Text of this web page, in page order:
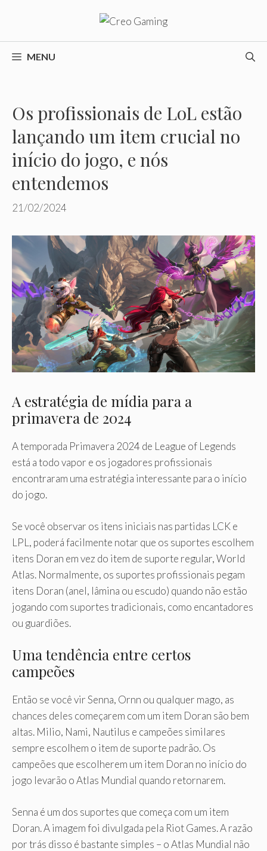
o
conteúdoMENU
Os profissionais de LoL estão
lançando um item crucial no
início do jogo, e nós
entendemos
21/02/2024
A estratégia de mídia para a
primavera de 2024
A temporada Primavera 2024 de League of Legends
está a todo vapor e os jogadores profissionais
encontraram uma estratégia interessante para o início
do jogo.
Se você observar os itens iniciais nas partidas LCK e
LPL, poderá facilmente notar que os suportes escolhem
itens Doran em vez do item de suporte regular, World
Atlas. Normalmente, os suportes profissionais pegam
itens Doran (anel, lâmina ou escudo) quando não estão
jogando com suportes tradicionais, como encantadores
ou guardiões.
Uma tendência entre certos
campeões
Então se você vir Senna, Ornn ou qualquer mago, as
chances deles começarem com um item Doran são bem
altas. Milio, Nami, Nautilus e campeões similares
sempre escolhem o item de suporte padrão. Os
campeões que escolherem um item Doran no início do
jogo levarão o Atlas Mundial quando retornarem.
Senna é um dos suportes que começa com um item
Doran. A imagem foi divulgada pela Riot Games. A razão
por trás disso é bastante simples – o Atlas Mundial não